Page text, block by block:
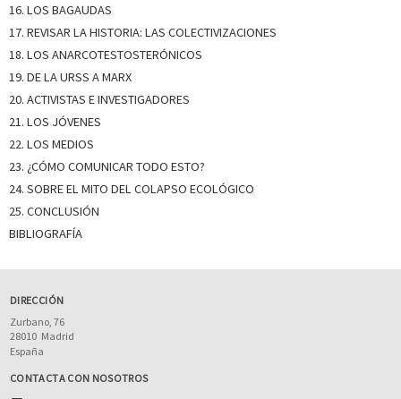
16. LOS BAGAUDAS
17. REVISAR LA HISTORIA: LAS COLECTIVIZACIONES
18. LOS ANARCOTESTOSTERÓNICOS
19. DE LA URSS A MARX
20. ACTIVISTAS E INVESTIGADORES
21. LOS JÓVENES
22. LOS MEDIOS
23. ¿CÓMO COMUNICAR TODO ESTO?
24. SOBRE EL MITO DEL COLAPSO ECOLÓGICO
25. CONCLUSIÓN
BIBLIOGRAFÍA
DIRECCIÓN
Zurbano, 76
28010 Madrid
España
CONTACTA CON NOSOTROS